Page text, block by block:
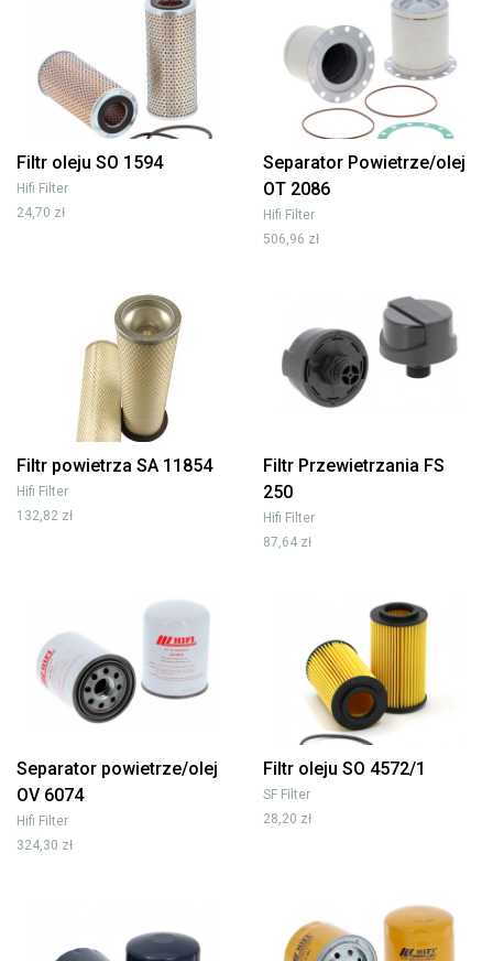
Filtr oleju SO 1594
Hifi Filter
24,70 zł
Separator Powietrze/olej
OT 2086
Hifi Filter
506,96 zł
Filtr powietrza SA 11854
Hifi Filter
132,82 zł
Filtr Przewietrzania FS
250
Hifi Filter
87,64 zł
Separator powietrze/olej
OV 6074
Hifi Filter
324,30 zł
Filtr oleju SO 4572/1
SF Filter
28,20 zł